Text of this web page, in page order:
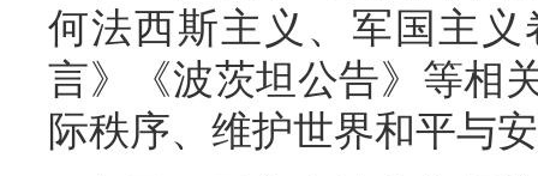
何法西斯主义、军国主
言》《波茨坦公告》等相
际秩序、维护世界和平与